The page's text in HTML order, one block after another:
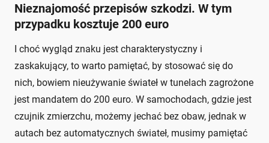
Nieznajomość przepisów szkodzi. W tym
przypadku kosztuje 200 euro
I choć wygląd znaku jest charakterystyczny i
zaskakujący, to warto pamiętać, by stosować się do
nich, bowiem nieużywanie świateł w tunelach zagrożone
jest mandatem do 200 euro. W samochodach, gdzie jest
czujnik zmierzchu, możemy jechać bez obaw, jednak w
autach bez automatycznych świateł, musimy pamiętać